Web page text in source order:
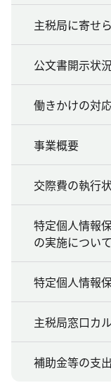
主税局に寄せ
公文書開示状
働きかけの対
事業概要
交際費の執行
特定個人情報
の実施について
特定個人情報
主税局窓口カ
補助金等の支